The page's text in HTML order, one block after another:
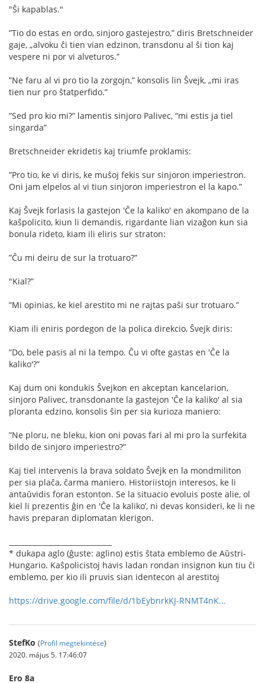
"Ŝi kapablas."
”Tio do estas en ordo, sinjoro gastejestro,” diris Bretschneider
gaje, „alvoku ĉi tien vian edzinon, transdonu al ŝi tion kaj
vespere ni por vi alveturos.”
”Ne faru al vi pro tio la zorgojn,” konsolis lin Ŝvejk, „mi iras
tien nur pro ŝtatperﬁdo.”
”Sed pro kio mi?” lamentis sinjoro Palivec, “mi estis ja tiel
singarda”
Bretschneider ekridetis kaj triumfe proklamis:
”Pro tio, ke vi diris, ke muŝoj fekis sur sinjoron imperiestron.
Oni jam elpelos al vi tiun sinjoron imperiestron el la kapo.”
Kaj Ŝvejk forlasis la gastejon 'Ĉe la kaliko' en akompano de la
kaŝpolicito, kiun li demandis, rigardante lian vizaĝon kun sia
bonula rideto, kiam ili eliris sur straton:
”Ĉu mi deiru de sur la trotuaro?”
"Kial?”
”Mi opinias, ke kiel arestito mi ne rajtas paŝi sur trotuaro.”
Kiam ili eniris pordegon de la polica direkcio, Ŝvejk diris:
”Do, bele pasis al ni la tempo. Ĉu vi ofte gastas en 'Ĉe la
kaliko'?”
Kaj dum oni kondukis Ŝvejkon en akceptan kancelarion,
sinjoro Palivec, transdonante la gastejon 'Ĉe la kaliko' al sia
ploranta edzino, konsolis ŝin per sia kurioza maniero:
”Ne ploru, ne bleku, kion oni povas fari al mi pro la surfekita
bildo de sinjoro imperiestro?”
Kaj tiel intervenis la brava soldato Ŝvejk en la mondmiliton
per sia plaĉa, ĉarma maniero. Historiistojn interesos, ke li
antaŭvidis foran estonton. Se la situacio evoluis poste alie, ol
kiel li prezentis ĝin en 'Ĉe la kaliko’, ni devas konsideri, ke li ne
havis preparan diplomatan klerigon.
* dukapa aglo (ĝuste: aglino) estis ŝtata emblemo de Aŭstri-
Hungario. Kaŝpolicistoj havis ladan rondan insignon kun tiu ĉi
emblemo, per kio ili pruvis sian identecon al arestitoj
https://drive.google.com/file/d/1bEybnrkKJ-RNMT4nK...
StefKo (Profil megtekintése)
2020. május 5. 17:46:07
Ero 8a